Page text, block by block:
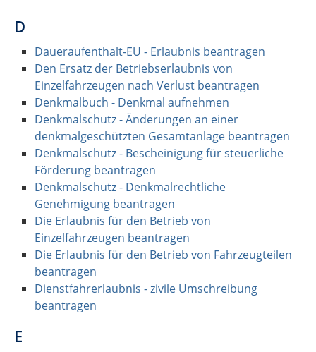
D
Daueraufenthalt-EU - Erlaubnis beantragen
Den Ersatz der Betriebserlaubnis von
Einzelfahrzeugen nach Verlust beantragen
Denkmalbuch - Denkmal aufnehmen
Denkmalschutz - Änderungen an einer
denkmalgeschützten Gesamtanlage beantragen
Denkmalschutz - Bescheinigung für steuerliche
Förderung beantragen
Denkmalschutz - Denkmalrechtliche
Genehmigung beantragen
Die Erlaubnis für den Betrieb von
Einzelfahrzeugen beantragen
Die Erlaubnis für den Betrieb von Fahrzeugteilen
beantragen
Dienstfahrerlaubnis - zivile Umschreibung
beantragen
E